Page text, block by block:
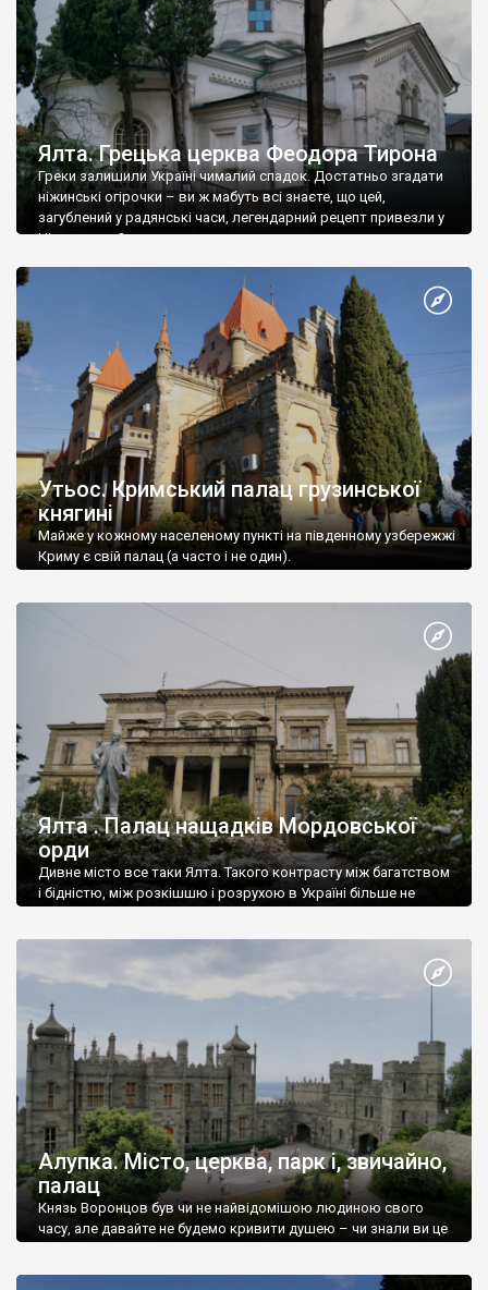
Ялта. Грецька церква Феодора Тирона
Греки залишили Україні чималий спадок. Достатньо згадати
ніжинські огірочки – ви ж мабуть всі знаєте, що цей,
загублений у радянські часи, легендарний рецепт привезли у
Ніжин греки?
Утьос. Кримський палац грузинської
княгині
Майже у кожному населеному пункті на південному узбережжі
Криму є свій палац (а часто і не один).
Ялта . Палац нащадків Мордовської
орди
Дивне місто все таки Ялта. Такого контрасту між багатством
і бідністю, між розкішшю і розрухою в Україні більше не
Алупка. Місто, церква, парк і, звичайно,
палац
Князь Воронцов був чи не найвідомішою людиною свого
часу, але давайте не будемо кривити душею – чи знали ви це